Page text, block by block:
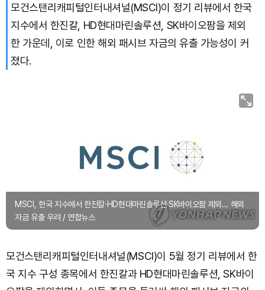
Bitcoin (BTC) ₩91,802,621(+0.65%)
모건스탠리캐피털인터내셔널(MSCI)이 정기 리뷰에서 한국
지수에서 한진칼, HD현대마린솔루션, SK바이오팜을 제외
한 가운데, 이로 인한 해외 패시브 자금의 유출 가능성이 커
졌다.
MSCI, 한국 지수에서 한진칼·HD현대마린솔루션·SK바이오팜 제외... 해외
자금 유출 우려 / 연합뉴스
모건스탠리캐피털인터내셔널(MSCI)이 5월 정기 리뷰에서 한
국 지수 구성 종목에서 한진칼과 HD현대마린솔루션, SK바이